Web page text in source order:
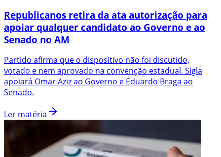
Republicanos retira da ata autorização para
apoiar qualquer candidato ao Governo e ao
Senado no AM
Partido afirma que o dispositivo não foi discutido,
votado e nem aprovado na convenção estadual. Sigla
apoiará Omar Aziz ao Governo e Eduardo Braga ao
Senado.
Ler matéria